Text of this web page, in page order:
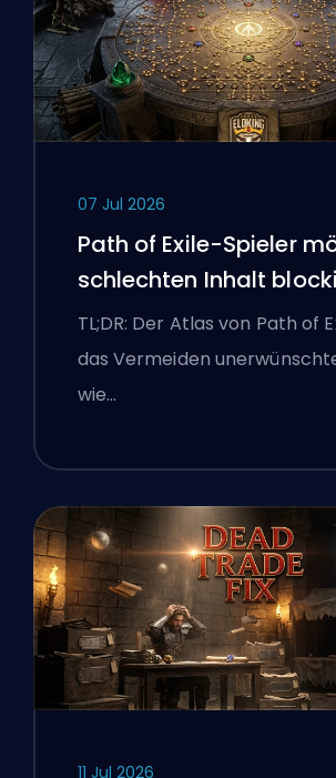
07 Jul 2026
Path of Exile-Spieler
schlechten Inhalt
und die
kämpft weiterhin
TL;DR: Der Atlas von Path of
das Vermeiden
wie…
11 Jul 2026